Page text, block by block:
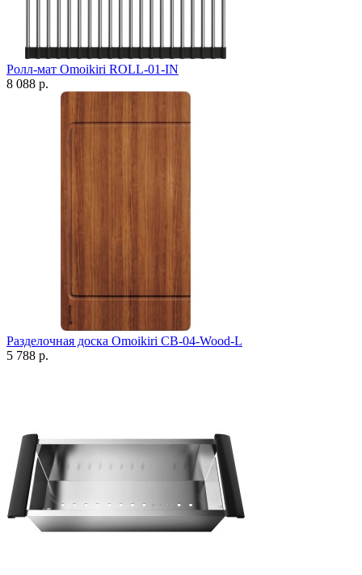
Ролл-мат Omoikiri ROLL-01-IN
8 088 р.
Разделочная доска Omoikiri CB-04-Wood-L
5 788 р.